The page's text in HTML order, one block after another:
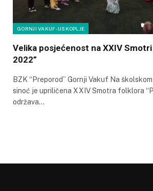
GORNJI VAKUF-USKOPLJE
Velika posjećenost na XXIV
2022”
BZK “Preporod” Gornji Vakuf Na
sinoć je upriličena XXIV Smotra folklora
održava…